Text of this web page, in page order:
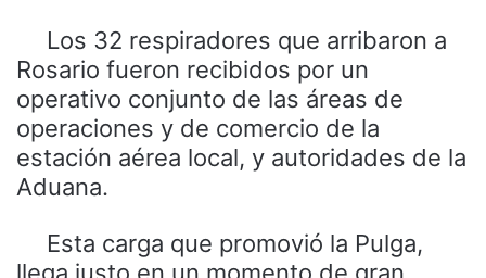
Los 32 respiradores que arribaron a
Rosario fueron recibidos por un
operativo conjunto de las áreas de
operaciones y de comercio de la
estación aérea local, y autoridades de la
Aduana.
Esta carga que promovió la Pulga,